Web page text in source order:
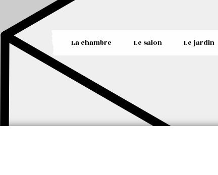
La chambre Le salon Le jardin